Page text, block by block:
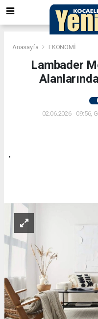
Anasayfa EKONOMİ
Lambader
02.06.2026 - 09:56,
.